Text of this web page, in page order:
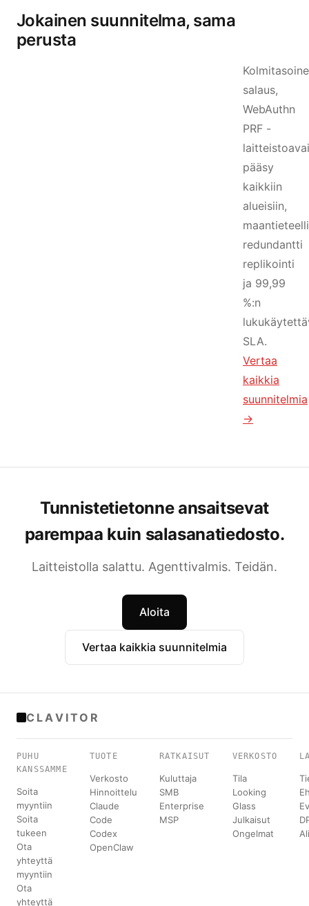
Jokainen suunnitelma, sama
perusta
salaus,
WebAuthn
PRF -
pääsy
kaikkiin
alueisiin,
redundantti
replikointi
ja 99,99
%:n
SLA.
Vertaa
kaikkia
suunnitelmia
→
Tunnistetietonne ansaitsevat
parempaa kuin salasanatiedosto.
Laitteistolla salattu. Agenttivalmis. Teidän.
Aloita
Vertaa kaikkia suunnitelmia
CLAVITOR
PUHU
KANSSAMME
Soita
myyntiin
Soita
tukeen
Ota
yhteyttä
myyntiin
Ota
yhteyttä
TUOTE
Verkosto
Hinnoittelu
Claude
Code
Codex
OpenClaw
RATKAISUT
Kuluttaja
SMB
Enterprise
MSP
VERKOSTO
Tila
Looking
Glass
Julkaisut
Ongelmat